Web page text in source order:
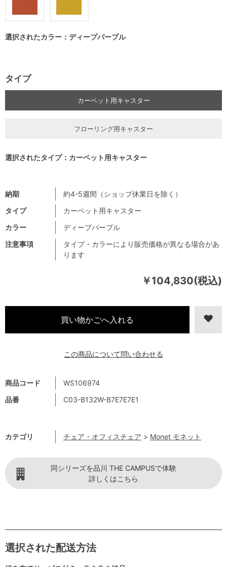
￥104,830(税込)
商品コード
WS106974
品番
C03-B132W-B7E7E7E1
カテゴリ チェア・オフィスチェア > Monet モネット
注意事項
タイプ・カラーにより販売価格が異なる場合があ
ります
納期
約4-5週間（ショップ休業日を除く）
タイプ
カーペット用キャスター
カラー
ディープパープル
選択されたカラー：ディープパープル
タイプ
カーペット用キャスター
フローリング用キャスター
選択されたタイプ：カーペット用キャスター
この商品について問い合わせる
同シリーズを品川 THE CAMPUSで体験
詳しくはこちら
選択された配送方法